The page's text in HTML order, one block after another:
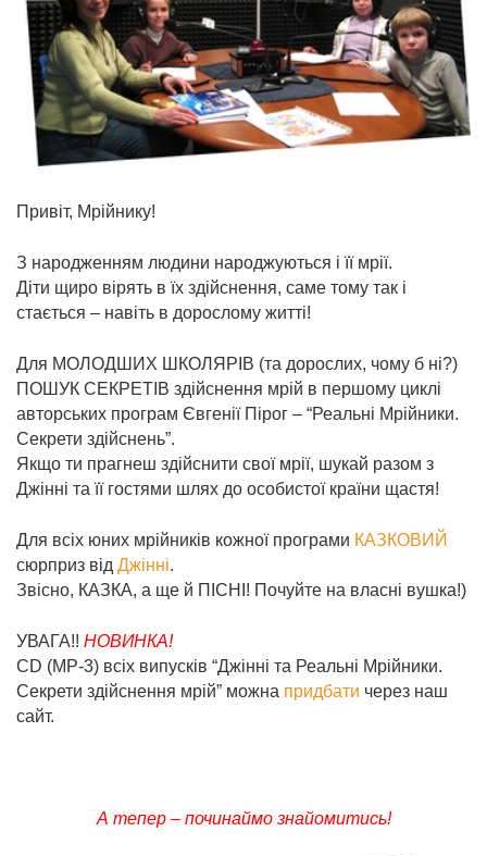
Привіт, Мрійнику!
З народженням людини народжуються і її мрії.
Діти щиро вірять в їх здійснення, саме тому так і
стається – навіть в дорослому житті!
Для МОЛОДШИХ ШКОЛЯРІВ (та дорослих, чому б ні?)
ПОШУК СЕКРЕТІВ здійснення мрій в першому циклі
авторських програм Євгенії Пірог – “Реальні Мрійники.
Секрети здійснень”.
Якщо ти прагнеш здійснити свої мрії, шукай разом з
Джінні та її гостями шлях до особистої країни щастя!
Для всіх юних мрійників кожної програми КАЗКОВИЙ
сюрприз від Джінні.
Звісно, КАЗКА, а ще й ПІСНІ! Почуйте на власні вушка!)
УВАГА!! НОВИНКА!
CD (МР-3) всіх випусків “Джінні та Реальні Мрійники.
Секрети здійснення мрій” можна придбати через наш
сайт.
А тепер – починаймо знайомитись!